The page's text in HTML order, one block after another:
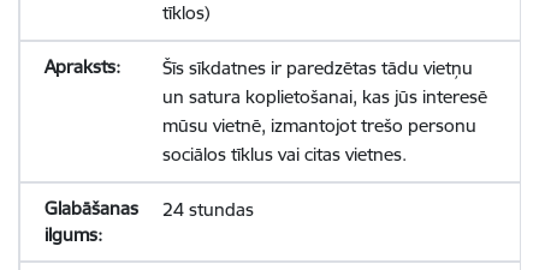
tīklos)
Šīs sīkdatnes ir paredzētas tādu vietņu
un satura koplietošanai, kas jūs interesē
mūsu vietnē, izmantojot trešo personu
sociālos tīklus vai citas vietnes.
24 stundas